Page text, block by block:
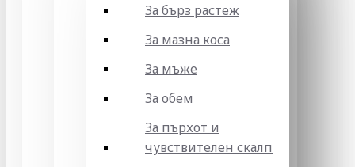
За бърз растеж
За мазна коса
За мъже
За обем
За пърхот и
чувствителен скалп